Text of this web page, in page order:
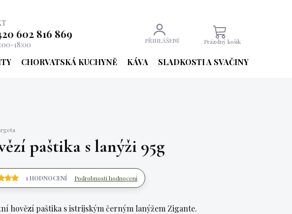
602 816 869
18:00 PŘIHLÁŠENÍ NÁKUPNÍ
KOŠÍK
Prázdný košík
CHORVATSKÁ KUCHYNĚ KÁVA SLADKOSTI A SVAČINY
paštika s lanýži 95g
1 HODNOCENÍ Podrobnosti hodnocení
hovězí paštika s istrijským černým lanýžem Zigante.